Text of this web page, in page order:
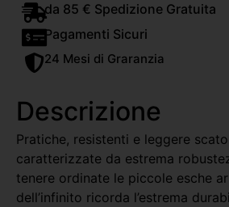
da 85 € Spedizione Gratuita
Pagamenti Sicuri
24 Mesi di Graranzia
Descrizione
Pratiche, resistenti e leggere
caratterizzate da estrema
tenere ordinate le piccole esche
dell’infinito ricorda l’estrema